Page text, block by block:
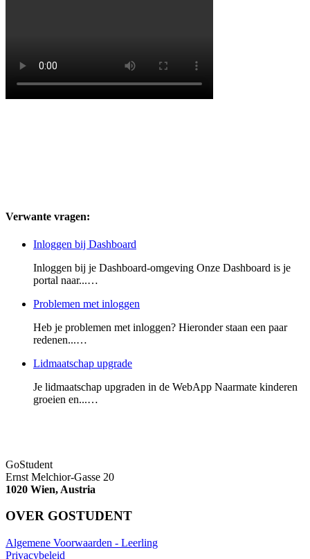
Verwante vragen:
Inloggen bij Dashboard
Inloggen bij je Dashboard-omgeving Onze Dashboard is je
portal naar...…
Problemen met inloggen
Heb je problemen met inloggen? Hieronder staan een paar
redenen...…
Lidmaatschap upgrade
Je lidmaatschap upgraden in de WebApp Naarmate kinderen
groeien en...…
GoStudent
Ernst Melchior-Gasse 20
1020 Wien, Austria
OVER GOSTUDENT
Algemene Voorwaarden - Leerling
Privacybeleid